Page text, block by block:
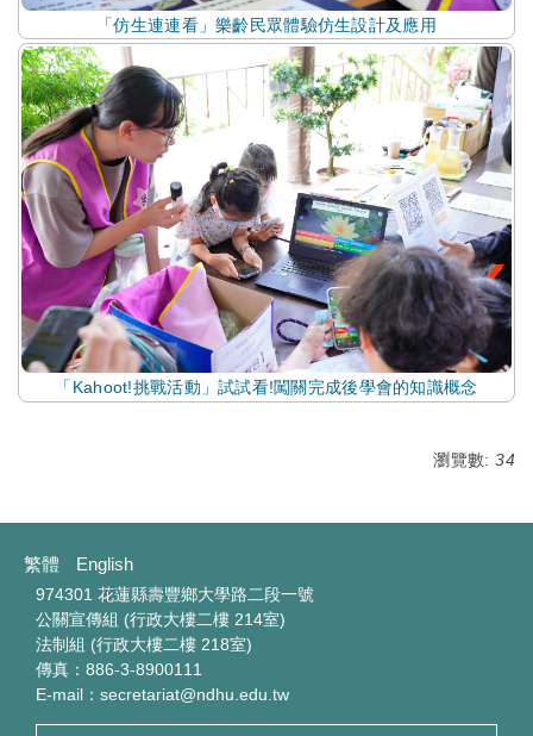
「仿生連連看」樂齡民眾體驗仿生設計及應用
「Kahoot!挑戰活動」試試看!闖關完成後學會的知識概念
瀏覽數: 34
繁體 English
974301 花蓮縣壽豐鄉大學路二段一號
公關宣傳組 (行政大樓二樓 214室)
法制組 (行政大樓二樓 218室)
傳真：886-3-8900111
E-mail：secretariat@ndhu.edu.tw